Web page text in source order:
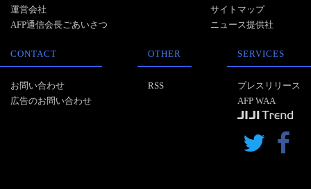
運営会社
AFP通信会長ごあいさつ
サイトマップ
ニュース提供社
CONTACT
お問い合わせ
広告のお問い合わせ
OTHER
RSS
SERVICES
プレスリリース
AFP WAA